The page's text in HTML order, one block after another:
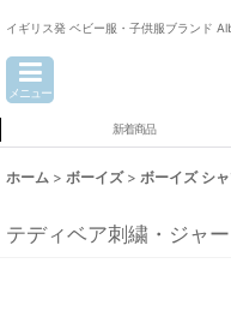
イギリス発 ベビー服・子供服ブランド
メニュー
新着商品
ホーム > ボーイズ > ボーイズ シ
テディベア刺繍・ジャ